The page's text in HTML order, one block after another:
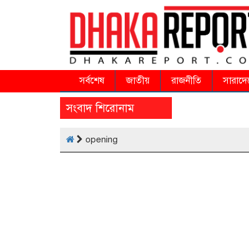
সর্বশেষ জাতীয় রাজনীতি
সংবাদ শিরোনাম
opening